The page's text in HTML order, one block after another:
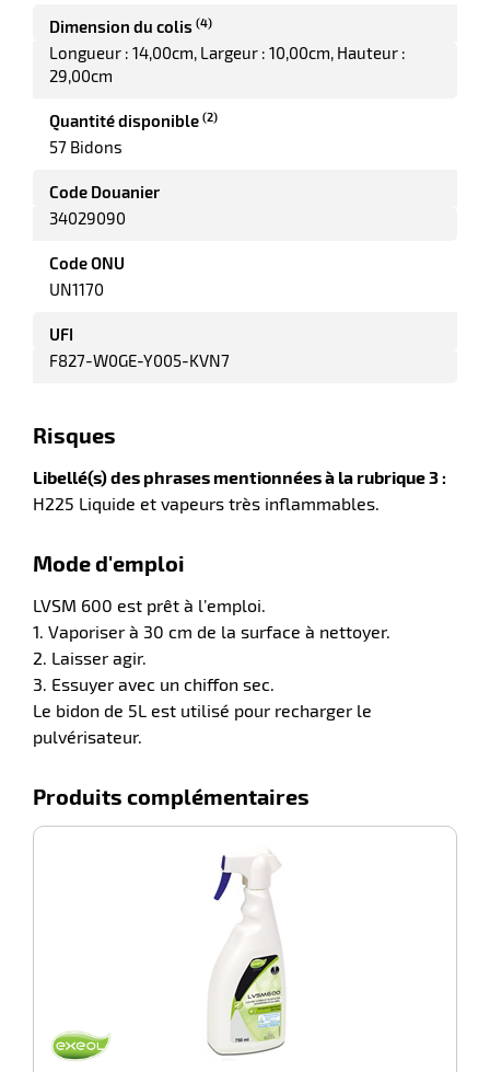
Dimension du colis (4)
Longueur : 14,00cm Largeur : 10,00cm Hauteur :
29,00cm
Quantité disponible (2)
57 Bidons
Code Douanier
34029090
Code ONU
UN1170
UFI
F827-W0GE-Y005-KVN7
Risques
Libellé(s) des phrases mentionnées à la rubrique 3 :
H225 Liquide et vapeurs très inflammables.
Mode d'emploi
LVSM 600 est prêt à l’emploi.
1. Vaporiser à 30 cm de la surface à nettoyer.
2. Laisser agir.
3. Essuyer avec un chiffon sec.
Le bidon de 5L est utilisé pour recharger le
pulvérisateur.
Produits complémentaires